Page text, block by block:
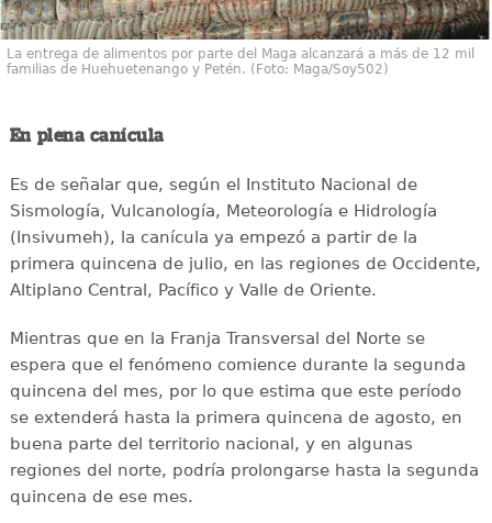
La entrega de alimentos por parte del Maga alcanzará a más de 12 mil
familias de Huehuetenango y Petén. (Foto: Maga/Soy502)
En plena canícula
Es de señalar que, según el Instituto Nacional de
Sismología, Vulcanología, Meteorología e Hidrología
(Insivumeh), la canícula ya empezó a partir de la
primera quincena de julio, en las regiones de Occidente,
Altiplano Central, Pacífico y Valle de Oriente.
Mientras que en la Franja Transversal del Norte se
espera que el fenómeno comience durante la segunda
quincena del mes, por lo que estima que este período
se extenderá hasta la primera quincena de agosto, en
buena parte del territorio nacional, y en algunas
regiones del norte, podría prolongarse hasta la segunda
quincena de ese mes.